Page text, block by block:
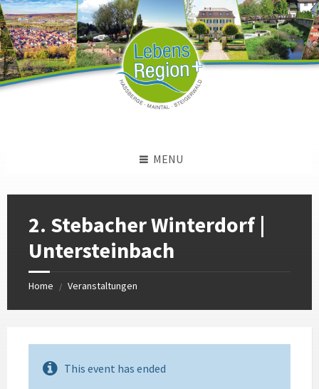
Skip
to
content
Skip
to
left
sidebar
Skip
to
footer
MENU
2. Stebacher Winterdorf |
Untersteinbach
Home / Veranstaltungen
This event has ended